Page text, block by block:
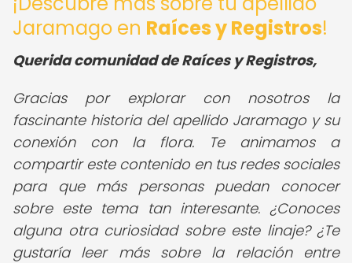
Jaramago en Raíces y Registros!
Querida comunidad de Raíces y Registros,
Gracias por explorar con nosotros la
fascinante historia del apellido Jaramago y su
conexión con la flora. Te animamos a
compartir este contenido en tus redes sociales
para que más personas puedan conocer
sobre este tema tan interesante. ¿Conoces
alguna otra curiosidad sobre este linaje? ¿Te
gustaría leer más sobre la relación entre